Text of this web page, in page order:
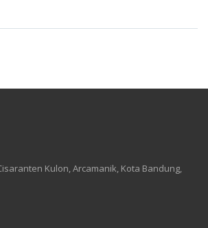
Kulon, Arcamanik, Kota Bandung,